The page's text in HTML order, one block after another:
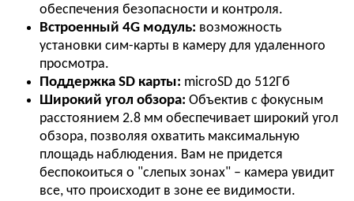
обеспечения безопасности и контроля.
Встроенный 4G модуль: возможность
установки сим-карты в камеру для удаленного
просмотра.
Поддержка SD карты: microSD до 512Гб
Широкий угол обзора: Объектив с фокусным
расстоянием 2.8 мм обеспечивает широкий угол
обзора, позволяя охватить максимальную
площадь наблюдения. Вам не придется
беспокоиться о "слепых зонах" – камера увидит
все, что происходит в зоне ее видимости.